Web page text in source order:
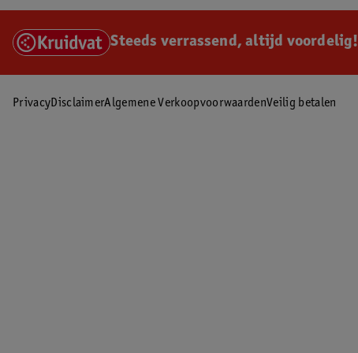
Steeds verrassend, altijd voordelig!
PrivacyDisclaimerAlgemene VerkoopvoorwaardenVeilig betalen